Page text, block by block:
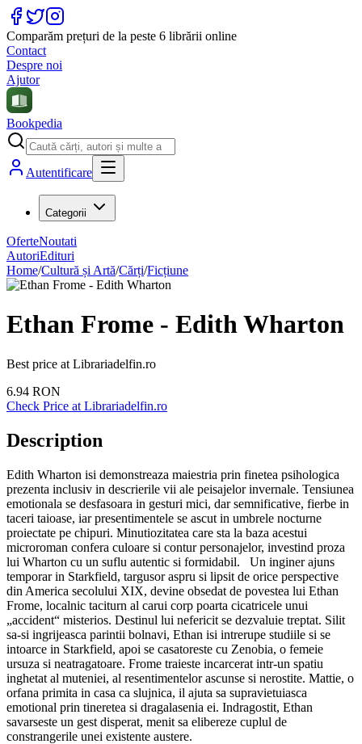
Comparăm prețuri de la peste 6 librării online
Contact
Despre noi
Ajutor
Bookpedia
Autentificare
Categorii
OferteNoutati
AutoriEdituri
Home/Cultură și Artă/Cărți/Ficțiune
Ethan Frome - Edith Wharton
Best price at Librariadelfin.ro
6.94 RON
Check Price at Librariadelfin.ro
Description
Edith Wharton isi demonstreaza maiestria prin finetea psihologica
prezenta inclusiv in descrierile vii ale peisajelor invernale. Tensiunea
emotionala se desfasoara in gesturi mici, dar semnificative, fierbe in
taceri taioase, iar presentimentele se ascut in umbrele nocturne
proiectate pe chipuri. Minutiozitatea care sta la baza acestui
microroman confera culoare si contur personajelor, investind proza
lui Wharton cu un suflu autentic si formidabil. Un inginer ajuns
temporar in Starkfield, targusor aspru si lipsit de orice perspective
din America secolului XIX, devine obsedat de povestea lui Ethan
Frome, localnic taciturn al carui corp poarta cicatricele unui
„accident“ misterios. Destinul lui nefericit se dezvaluie treptat. Silit
sa-si ingrijeasca parintii bolnavi, Ethan isi intrerupe studiile si se
intoarce in Starkfield, apoi se casatoreste cu Zenobia, o femeie
ursuza si neatragatoare. Frome traieste incarcerat intr-un spatiu
inghetat al muteniei, al resentimentelor ascunse si nerostite. Mattie, o
orfana primita in casa ca slujnica, il ajuta sa supravietuiasca
emotional prin tineretea si dragalasenia ei. Indragostit, Ethan
savarseste un gest disperat, menit sa elibereze cuplul de
constrangerile unei existente austere.